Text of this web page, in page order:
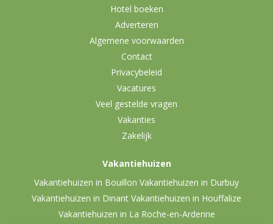
Hotel boeken
Adverteren
Algemene voorwaarden
Contact
Privacybeleid
Vacatures
Veel gestelde vragen
Vakanties
Zakelijk
Vakantiehuizen
Vakantiehuizen in Bouillon Vakantiehuizen in Durbuy
Vakantiehuizen in Dinant Vakantiehuizen in Houffalize
Vakantiehuizen in La Roche-en-Ardenne